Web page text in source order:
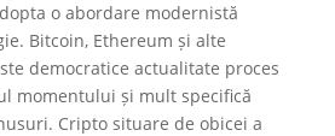
o abordare modernistă
Bitcoin, Ethereum și alte
democratice actualitate proces
momentului și mult specifică
Cripto situare de obicei a